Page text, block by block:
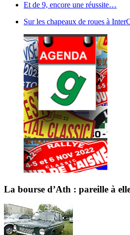
Et de 9, encore une réussite…
Sur les chapeaux de roues à
La bourse d’Ath : pareille à